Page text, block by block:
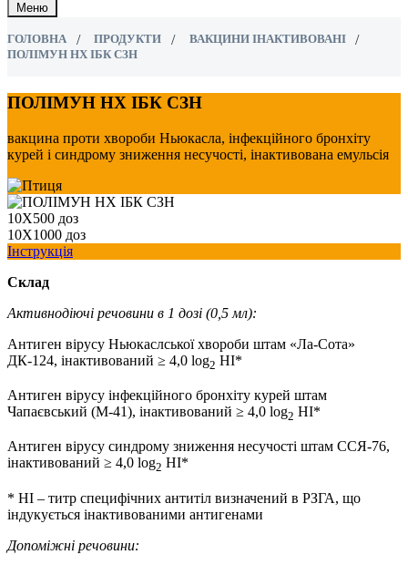
Меню
ГОЛОВНА ПРОДУКТИ
ВАКЦИНИ ІНАКТИВОВАНІ
ПОЛІМУН НХ ІБК СЗН
ПОЛІМУН НХ ІБК СЗН
вакцина проти хвороби Ньюкасла, інфекційного бронхіту
курей і синдрому зниження несучості, інактивована емульсія
10Х500 доз
10Х1000 доз
Інструкція
Склад
Активнодіючі речовини в 1 дозі (0,5 мл):
Антиген вірусу Ньюкаслської хвороби штам «Ла-Сота»
ДК-124, інактивований ≥ 4,0 log2 НІ*
Антиген вірусу інфекційного бронхіту курей штам
Чапаєвський (М-41), інактивований ≥ 4,0 log2 НІ*
Антиген вірусу синдрому зниження несучості штам ССЯ-76,
інактивований ≥ 4,0 log2 НІ*
* HI – титр специфічних антитіл визначений в РЗГА, що
індукується інактивованими антигенами
Допоміжні речовини: